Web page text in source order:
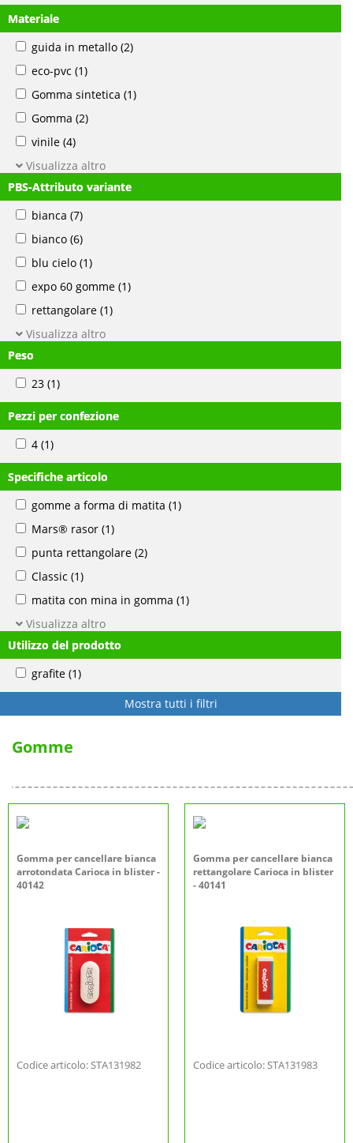
Materiale
guida in metallo (2)
eco-pvc (1)
Gomma sintetica (1)
Gomma (2)
vinile (4)
Visualizza altro
PBS-Attributo variante
bianca (7)
bianco (6)
blu cielo (1)
expo 60 gomme (1)
rettangolare (1)
Visualizza altro
Peso
23 (1)
Pezzi per confezione
4 (1)
Specifiche articolo
gomme a forma di matita (1)
Mars® rasor (1)
punta rettangolare (2)
Classic (1)
matita con mina in gomma (1)
Visualizza altro
Utilizzo del prodotto
grafite (1)
Mostra tutti i filtri
Gomme
Gomma per cancellare bianca
arrotondata Carioca in blister -
40142
Codice articolo: STA131982
Gomma per cancellare bianca
rettangolare Carioca in blister
- 40141
Codice articolo: STA131983